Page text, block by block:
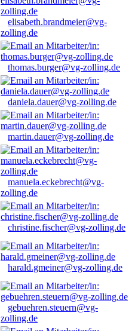
elisabeth.brandmeier@vg-
zolling.de
thomas.burger@vg-zolling.de
daniela.dauer@vg-zolling.de
martin.dauer@vg-zolling.de
manuela.eckebrecht@vg-
zolling.de
christine.fischer@vg-zolling.de
harald.gmeiner@vg-zolling.de
gebuehren.steuern@vg-
zolling.de